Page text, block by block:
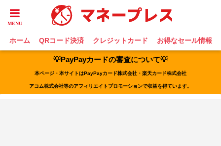
ホーム QRコード決済 クレジットカード お得なセール情報
💡PayPayカードの審査について💡
本ページ・本サイトはPayPayカード株式会社・楽天カード株式会社
アコム株式会社等のアフィリエイトプロモーションで収益を得ています。